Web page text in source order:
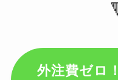
外注費ゼロ